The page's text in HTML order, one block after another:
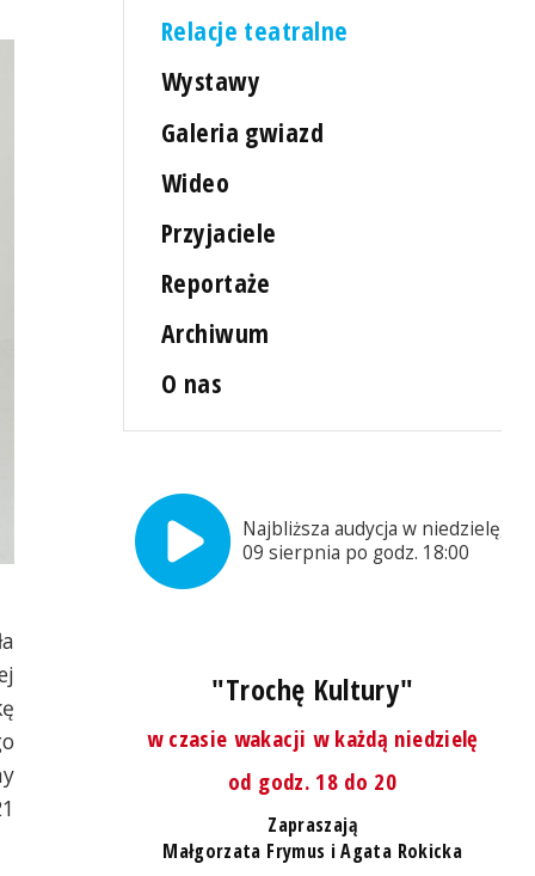
Relacje teatralne
Wystawy
Galeria gwiazd
Wideo
Przyjaciele
Reportaże
Archiwum
O nas
Najbliższa audycja w niedzielę,
09 sierpnia po godz. 18:00
"Trochę Kultury"
w czasie wakacji w każdą niedzielę
od godz. 18 do 20
Zapraszają
Małgorzata Frymus i Agata Rokicka